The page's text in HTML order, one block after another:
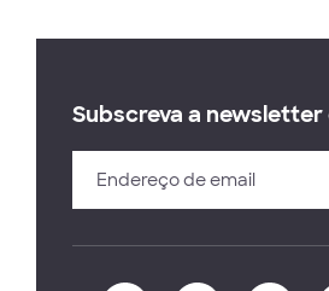
Subscreva a newsletter